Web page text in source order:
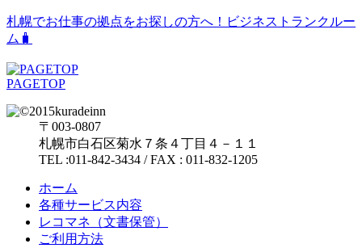
札幌でお仕事の拠点をお探しの方へ！ビジネストランクルー
ム🧳
PAGETOP
〒003-0807
札幌市白石区菊水７条４丁目４－１１
TEL :011-842-3434 / FAX : 011-832-1205
ホーム
各種サービス内容
レコマネ（文書保管）
ご利用方法